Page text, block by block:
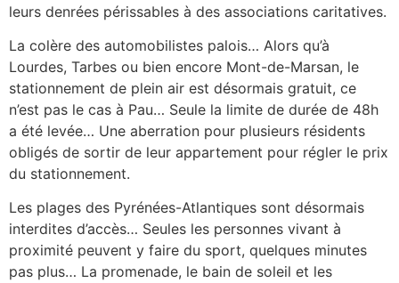
leurs denrées périssables à des associations caritatives.
La colère des automobilistes palois… Alors qu’à
Lourdes, Tarbes ou bien encore Mont-de-Marsan, le
stationnement de plein air est désormais gratuit, ce
n’est pas le cas à Pau… Seule la limite de durée de 48h
a été levée… Une aberration pour plusieurs résidents
obligés de sortir de leur appartement pour régler le prix
du stationnement.
Les plages des Pyrénées-Atlantiques sont désormais
interdites d’accès… Seules les personnes vivant à
proximité peuvent y faire du sport, quelques minutes
pas plus… La promenade, le bain de soleil et les